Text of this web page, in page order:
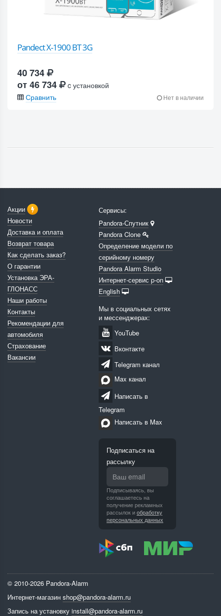
Pandect X-1900 BT 3G
40 734
от 46 734
c установкой
Сравнить
Нет в наличии
Акции
Новости
Доставка и оплата
Возврат товара
Как сделать заказ?
О гарантии
Установка ЭРА-
ГЛОНАСС
Наши работы
Контакты
Рекомендации для
автомобиля
Страхование
Вакансии
Сервисы:
Pandora-Спутник
Pandora Clone
Определение модели по
серийному номеру
Pandora Alarm Studio
Интернет-сервис p-on
English
Мы в социальных сетях
и мессенджерах:
YouTube
Вконтакте
Telegram канал
Max канал
Написать в
Telegram
Написать в Max
Подписаться на
рассылку
Подписываясь, вы
соглашаетесь на
получение рекламных
рассылок иобработку
персональных данных
© 2010-2026 Pandora-Alarm
Интернет-магазин shop@pandora-alarm.ru
Запись на установку install@pandora-alarm.ru